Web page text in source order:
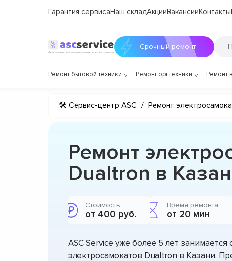
Гарантия сервисаНаш складАкцииВакансииКонтакты
Срочный ремонт
Ремонт бытовой техники Ремонт оргтехники Ремонт
🛠 Сервис-центр ASC / Ремонт
Ремонт
Dualtron в
Стоимость:
от 400 руб.
Время ремонта:
от 20 мин
ASC Service уже более 5 лет
электросамокатов Dualtron в Казани.